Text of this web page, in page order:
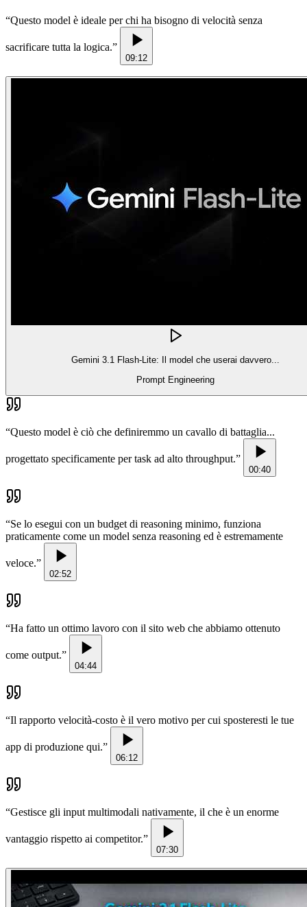
“Questo model è ideale per chi ha bisogno di velocità senza
sacrificare tutta la logica.”
09:12
Gemini 3.1 Flash-Lite: Il model che userai davvero...
Prompt Engineering
“Questo model è ciò che definiremmo un cavallo di battaglia...
progettato specificamente per task ad alto throughput.”
00:40
“Se lo esegui con un budget di reasoning minimo, funziona
praticamente come un model senza reasoning ed è estremamente
veloce.”
02:52
“Ha fatto un ottimo lavoro con il sito web che abbiamo ottenuto
come output.”
04:44
“Il rapporto velocità-costo è il vero motivo per cui sposteresti le tue
app di produzione qui.”
06:12
“Gestisce gli input multimodali nativamente, il che è un enorme
vantaggio rispetto ai competitor.”
07:30